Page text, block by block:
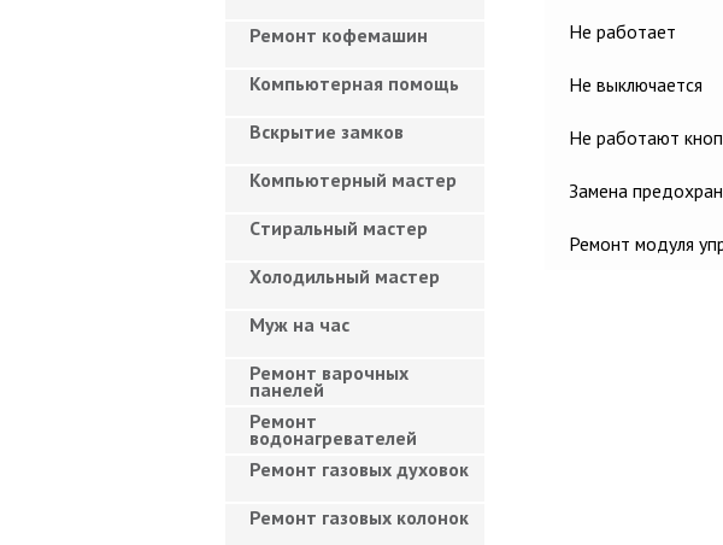
Не работает
Не выключается
Не работают
Замена
Ремонт модуля
Ремонт кофемашин
Компьютерная помощь
Вскрытие замков
Компьютерный мастер
Cтиральный мастер
Холодильный мастер
Муж на час
Ремонт варочных
панелей
Ремонт
водонагревателей
Ремонт газовых духовок
Ремонт газовых колонок